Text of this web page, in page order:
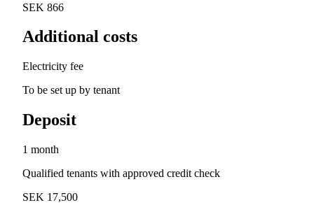
SEK 866
Additional costs
Electricity fee
To be set up by tenant
Deposit
1 month
Qualified tenants with approved credit check
SEK 17,500